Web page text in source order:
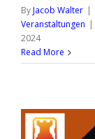
ByJacob Walter |
Veranstaltungen |
2024
Read More